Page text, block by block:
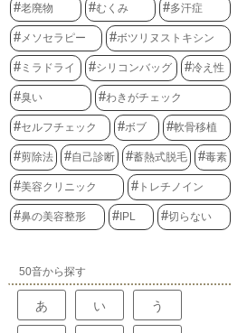
老廃物 むくみ 多汗症
メソセラピー ボツリヌストキシン
ミラドライ シリコンバッグ 冷え性
臭い わきがチェック
セルフチェック ボブ 軟骨移植
剪除法 自己診断 蓄熱式脱毛 毒素
美容クリニック トレチノイン
鼻の美容整形 IPL 切らない
50音から探す
あ い う